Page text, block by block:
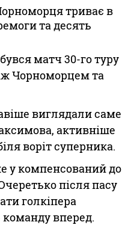
триває в
та десять
матч 30-го туру
Чорноморцем та
виглядали саме
активніше
воріт суперника.
у компенсований до
після пасу
голкіпера
команду вперед.